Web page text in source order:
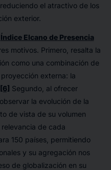
el atractivo de los
exterior.
Índice Elcano de Presencia
motivos. Primero, resalta la
como una combinación de
externa: la
[6] Segundo, al ofrecer
la evolución de la
de vista de su volumen
de cada
150 países, permitiendo
y su agregación nos
de globalización en su